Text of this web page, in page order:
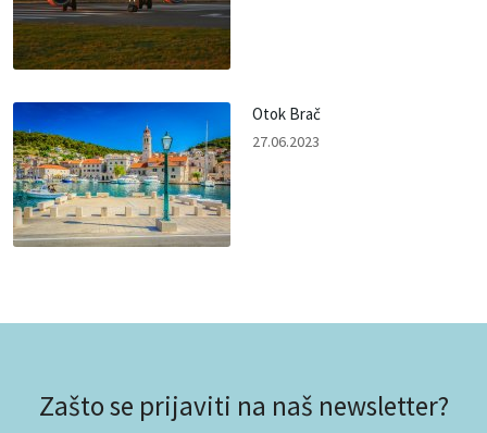
Otok Brač
27.06.2023
Zašto se prijaviti na naš newsletter?